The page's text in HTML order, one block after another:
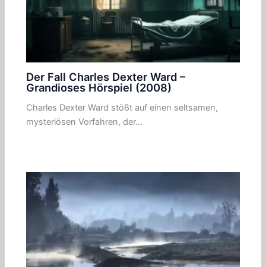
Der Fall Charles Dexter Ward –
Grandioses Hörspiel (2008)
Charles Dexter Ward stößt auf einen seltsamen,
mysteriösen Vorfahren, der…